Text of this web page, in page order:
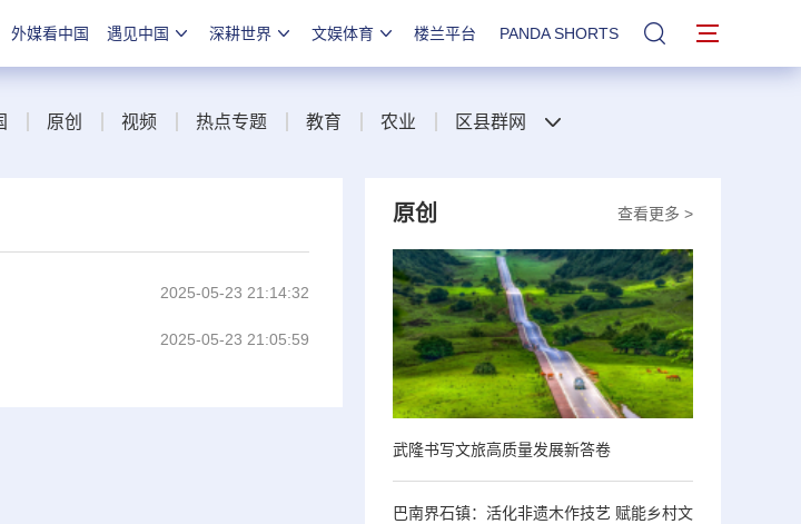
外媒看中国 遇见中国 深耕世界 文娱体育 楼兰平台 PANDA SHORTS 站内搜索
原创 视频 热点专题 教育 农业 区县群网
2025-05-23 21:14:32
2025-05-23 21:05:59
查看更多 >
原创
武隆书写文旅高质量发展新答卷
巴南界石镇：活化非遗木作技艺 赋能乡村文